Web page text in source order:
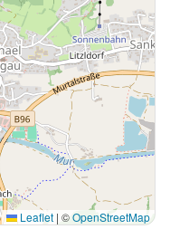
Leaflet | ©OpenStreetMap